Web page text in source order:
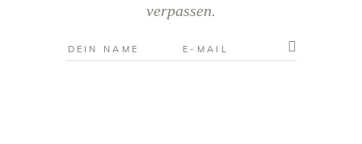
verpassen.